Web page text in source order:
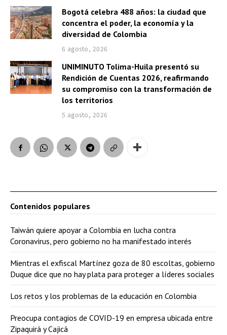
Bogotá celebra 488 años: la ciudad que
concentra el poder, la economía y la
diversidad de Colombia
6 agosto, 2026
UNIMINUTO Tolima-Huila presentó su
Rendición de Cuentas 2026, reafirmando
su compromiso con la transformación de
los territorios
5 agosto, 2026
Contenidos populares
Taiwán quiere apoyar a Colombia en lucha contra
Coronavirus, pero gobierno no ha manifestado interés
Mientras el exfiscal Martínez goza de 80 escoltas, gobierno
Duque dice que no hay plata para proteger a líderes sociales
Los retos y los problemas de la educación en Colombia
Preocupa contagios de COVID-19 en empresa ubicada entre
Zipaquirá y Cajicá